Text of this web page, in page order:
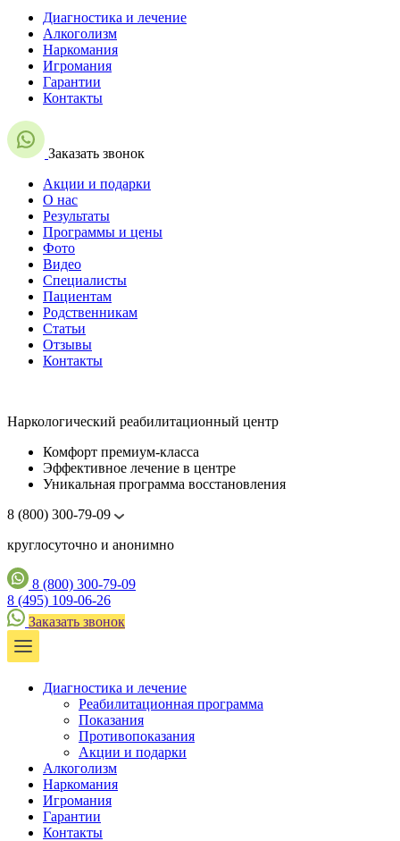
Диагностика и лечение
Алкоголизм
Наркомания
Игромания
Гарантии
Контакты
Заказать звонок
Акции и подарки
О нас
Результаты
Программы и цены
Фото
Видео
Специалисты
Пациентам
Родственникам
Статьи
Отзывы
Контакты
Наркологический реабилитационный центр
Комфорт премиум-класса
Эффективное лечение в центре
Уникальная программа восстановления
8 (800) 300-79-09
круглосуточно и анонимно
8 (800) 300-79-09
8 (495) 109-06-26
Заказать звонок
Диагностика и лечение
Реабилитационная программа
Показания
Противопоказания
Акции и подарки
Алкоголизм
Наркомания
Игромания
Гарантии
Контакты